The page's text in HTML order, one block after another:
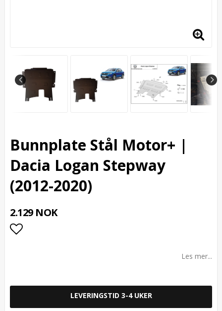
Bunnplate Stål Motor+ |
Dacia Logan Stepway
(2012-2020)
2.129 NOK
Les mer...
LEVERINGSTID 3-4 UKER